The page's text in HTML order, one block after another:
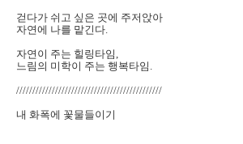
걷다가 쉬고 싶은 곳에 주저앉아
자연에 나를 맡긴다.
자연이 주는 힐링타임,
느림의 미학이 주는 행복타임 .
/////////////////////////////////////////////
내 화폭에 꽃물들이기